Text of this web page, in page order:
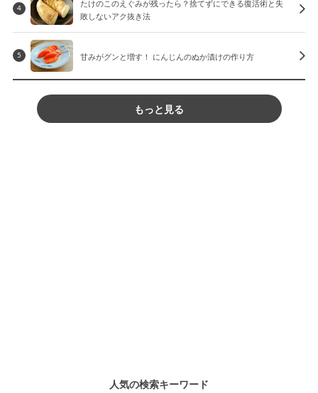
4
たけのこのえぐみが残ったら？捨てずにできる復活術と失
敗しないアク抜き法
5 甘みがグンと増す！ にんじんのぬか漬けの作り方
もっと見る
人気の検索キーワード